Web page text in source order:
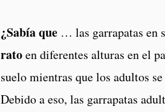
¿Sabía que … las garrapatas en
ratoen diferentes alturas en el
suelo mientras que los adultos
Debido a eso, las garrapatas